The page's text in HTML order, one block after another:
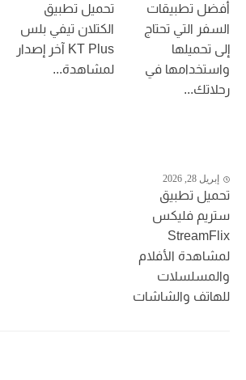
أفضل تطبيقات
السفر التي تحتاج
إلى تحميلها
واستخدامها في
رحلاتك...
تحميل تطبيق
الكتلان تيفي بلس
KT Plus آخر إصدار
لمشاهدة...
إبريل 28, 2026
تحميل تطبيق
ستريم فليكس
StreamFlix
لمشاهدة الأفلام
والمسلسلات
للهاتف والشاشات